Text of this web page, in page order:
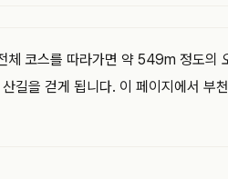
체 코스를 따라가면 약 549m 정도의
길을 걷게 됩니다. 이 페이지에서 부